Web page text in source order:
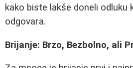
kako biste lakše doneli odluku
odgovara.
Brijanje: Brzo, Bezbolno, ali